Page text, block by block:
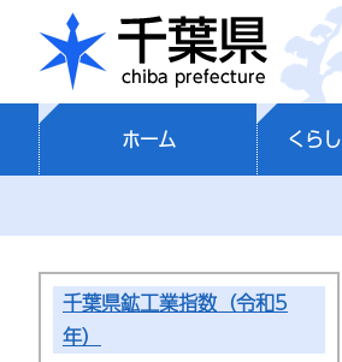
千葉県
ホーム くら
千葉県鉱工業指数（令和5
年）